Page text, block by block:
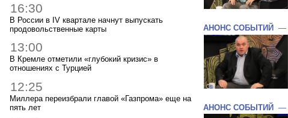
16:30
В России в IV квартале начнут выпускать
продовольственные карты
13:00
В Кремле отметили «глубокий кризис» в
отношениях с Турцией
12:25
Миллера переизбрали главой «Газпрома» еще на
пять лет
АНОНС СОБЫТИЙ —
АНОНС СОБЫТИЙ —